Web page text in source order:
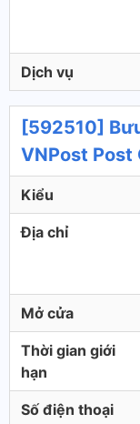
Dịch vụ
[592510]
VNPost Post
Kiểu
Địa chỉ
Mở cửa
Thời gian giới
hạn
Số điện thoại